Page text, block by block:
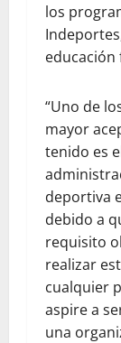
los
educación
“Uno de
mayor
tenido es
deportiva
debido a
requisito
realizar
cualquier
aspire a
una